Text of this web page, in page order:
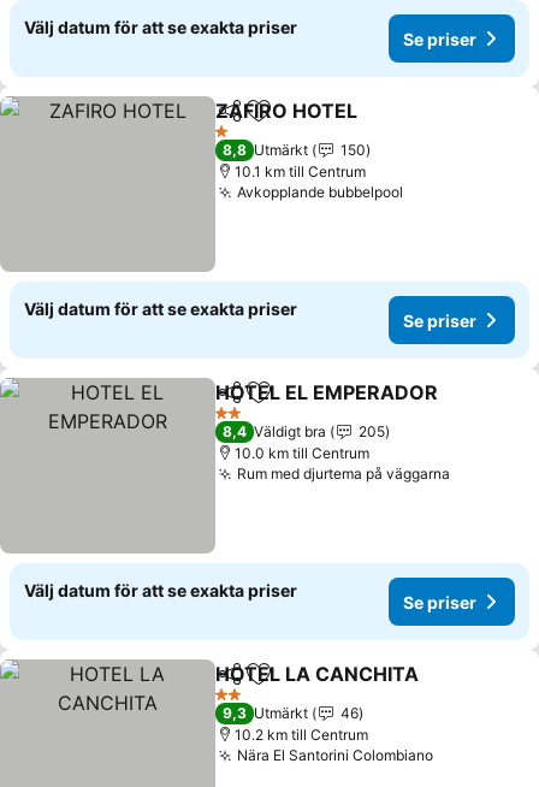
Välj datum för att se exakta priser
Se priser
Dela Lägg till i Mina Favoriter
ZAFIRO HOTEL
1 Stjärnor
8,8 Utmärkt
150
10.1 km till Centrum
Avkopplande bubbelpool
Välj datum för att se exakta priser
Se priser
Dela Lägg till i Mina Favoriter
HOTEL EL EMPERADOR
2 Stjärnor
8,4 Väldigt bra
205
10.0 km till Centrum
Rum med djurtema på väggarna
Välj datum för att se exakta priser
Se priser
Dela Lägg till i Mina Favoriter
HOTEL LA CANCHITA
2 Stjärnor
9,3 Utmärkt
46
10.2 km till Centrum
Nära El Santorini ColombianoSe priser